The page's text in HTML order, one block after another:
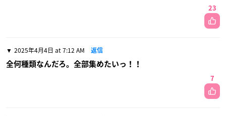
23
2025年4月4日 at 7:12 AM 返信
全何種類なんだろ。全部集めたいっ！！
7